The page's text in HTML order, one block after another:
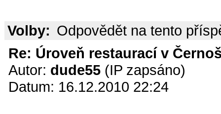
Volby: Odpovědět na tento
Re: Úroveň restaurací v
Autor: dude55 (IP zapsáno)
Datum: 16.12.2010 22:24